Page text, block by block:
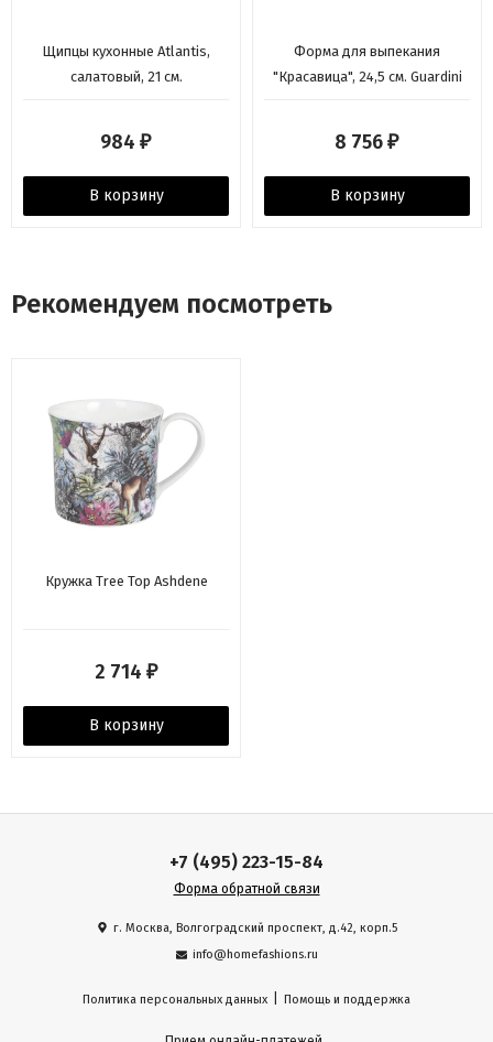
Щипцы кухонные Atlantis,
салатовый, 21 см.
984 ₽
В корзину
Форма для выпекания
"Красавица", 24,5 см. Guardini
8 756 ₽
В корзину
Рекомендуем посмотреть
Кружка Tree Top Ashdene
2 714 ₽
В корзину
+7 (495) 223-15-84
Форма обратной связи
г. Москва, Волгоградский проспект, д.42, корп.5
info@homefashions.ru
Политика персональных данных Помощь и поддержка